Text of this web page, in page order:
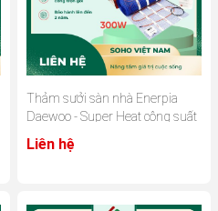
Thảm sưởi sàn nhà Enerpia
Daewoo - Super Heat công suất
200W/m2
Liên hệ